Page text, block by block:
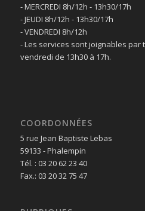
- MERCREDI 8h/12h - 13h30/17h
- JEUDI 8h/12h - 13h30/17h
- VENDREDI 8h/12h
- Les services sont joignables par
vendredi de 13h30 à 17h.
COORDONNÉES
5 rue Jean Baptiste Lebas
59133 - Phalempin
Tél. : 03 20 62 23 40
Fax.: 03 20 32 75 47